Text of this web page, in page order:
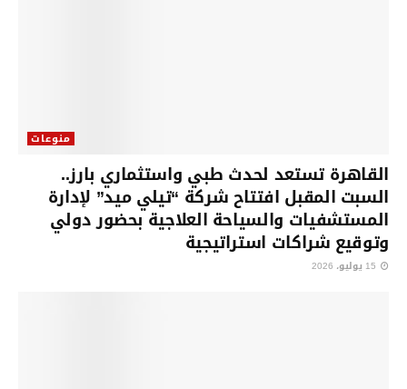
منوعات
القاهرة تستعد لحدث طبي واستثماري بارز..
السبت المقبل افتتاح شركة “تيلي ميد” لإدارة
المستشفيات والسياحة العلاجية بحضور دولي
وتوقيع شراكات استراتيجية